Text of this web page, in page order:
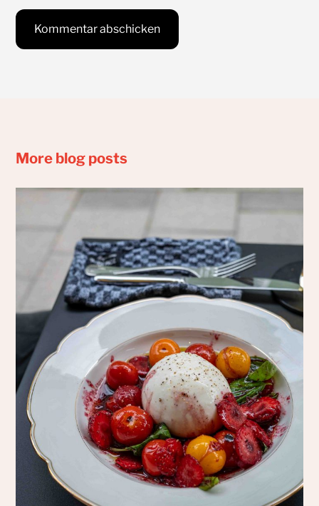
More blog posts